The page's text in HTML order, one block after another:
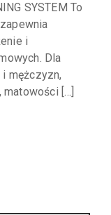
SYSTEM To
i
Dla
mężczyzn,
[…]